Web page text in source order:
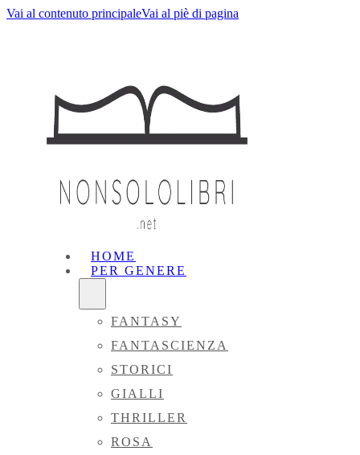
Vai al contenuto principaleVai al piè di pagina
HOME
PER GENERE
FANTASY
FANTASCIENZA
STORICI
GIALLI
THRILLER
ROSA